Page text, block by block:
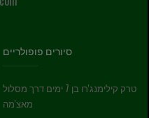
סיורים פופולריים
טרק קילימנג'רו בן 7 ימים דרך מסלול
מאצ'מה